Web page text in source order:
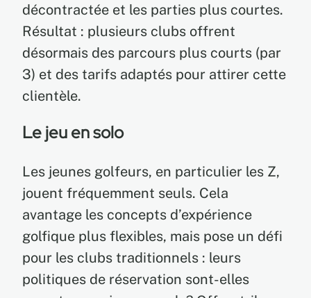
décontractée et les parties plus courtes.
Résultat : plusieurs clubs offrent
désormais des parcours plus courts (par
3) et des tarifs adaptés pour attirer cette
clientèle.
Le jeu en solo
Les jeunes golfeurs, en particulier les Z,
jouent fréquemment seuls. Cela
avantage les concepts d’expérience
golfique plus flexibles, mais pose un défi
pour les clubs traditionnels : leurs
politiques de réservation sont-elles